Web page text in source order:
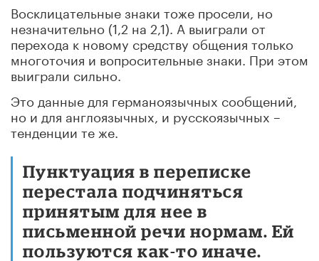
Восклицательные знаки тоже просели, но
незначительно (1,2 на 2,1). А выиграли от
перехода к новому средству общения только
многоточия и вопросительные знаки. При этом
выиграли сильно.
Это данные для германоязычных сообщений,
но и для англоязычных, и русскоязычных –
тенденции те же.
Пунктуация в переписке
перестала подчиняться
принятым для нее в
письменной речи нормам. Ей
пользуются как-то иначе.